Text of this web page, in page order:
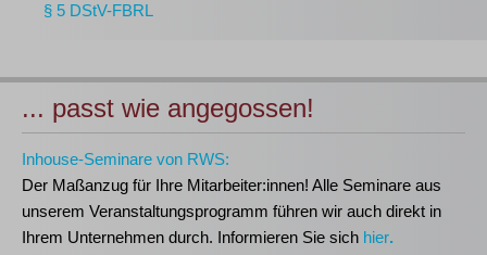
§ 5 DStV-FBRL
... passt wie angegossen!
Inhouse-Seminare von RWS:
Der Maßanzug für Ihre Mitarbeiter:innen! Alle Seminare aus
unserem Veranstaltungsprogramm führen wir auch direkt in
Ihrem Unternehmen durch. Informieren Sie sich hier.